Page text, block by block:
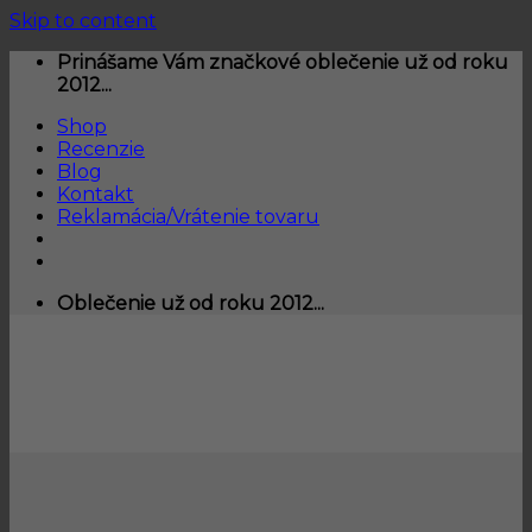
Skip to content
Prinášame Vám značkové oblečenie už od roku
2012...
Shop
Recenzie
Blog
Kontakt
Reklamácia/Vrátenie tovaru
Oblečenie už od roku 2012...